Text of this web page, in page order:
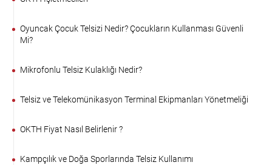
Oyuncak Çocuk Telsizi Nedir? Çocukların Kullanması Güvenli
Mi?
Mikrofonlu Telsiz Kulaklığı Nedir?
Telsiz ve Telekomünikasyon Terminal Ekipmanları Yönetmeliği
OKTH Fiyat Nasıl Belirlenir ?
Kampçılık ve Doğa Sporlarında Telsiz Kullanımı